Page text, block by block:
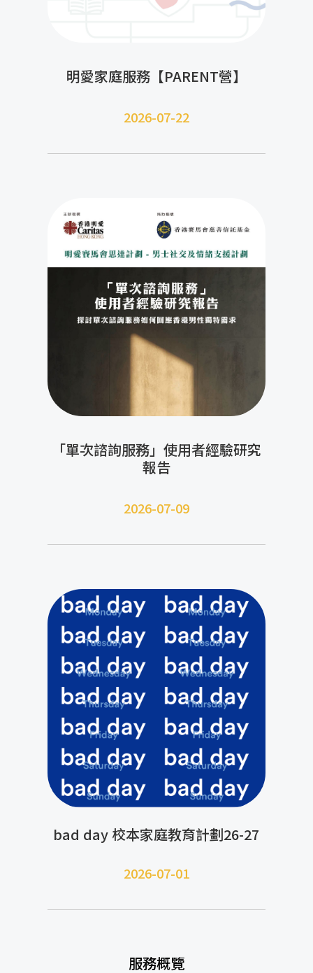
明愛家庭服務【PARENT營】
2026-07-22
「單次諮詢服務」使用者經驗研究
報告
2026-07-09
bad day 校本家庭教育計劃26-27
2026-07-01
服務概覽